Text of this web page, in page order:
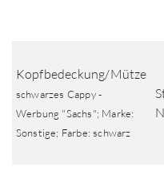
Kopfbedeckung/Mütze
schwarzes Cappy -
Werbung "Sachs"; Marke:
Sonstige; Farbe: schwarz